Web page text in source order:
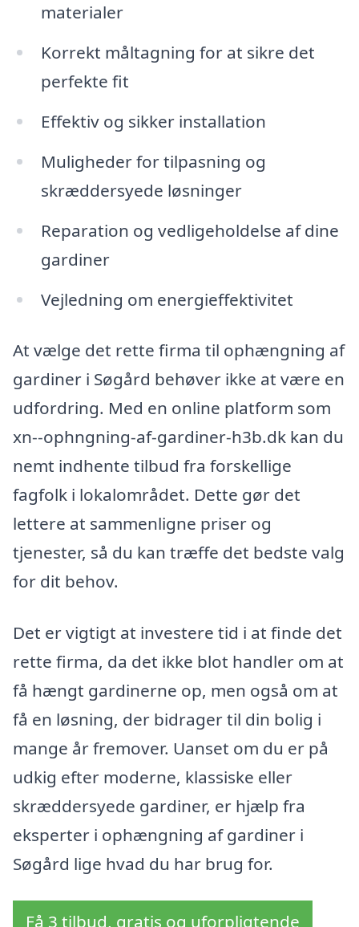
materialer
Korrekt måltagning for at sikre det
perfekte fit
Effektiv og sikker installation
Muligheder for tilpasning og
skræddersyede løsninger
Reparation og vedligeholdelse af dine
gardiner
Vejledning om energieffektivitet
At vælge det rette firma til ophængning af
gardiner i Søgård behøver ikke at være en
udfordring. Med en online platform som
xn--ophngning-af-gardiner-h3b.dk kan du
nemt indhente tilbud fra forskellige
fagfolk i lokalområdet. Dette gør det
lettere at sammenligne priser og
tjenester, så du kan træffe det bedste valg
for dit behov.
Det er vigtigt at investere tid i at finde det
rette firma, da det ikke blot handler om at
få hængt gardinerne op, men også om at
få en løsning, der bidrager til din bolig i
mange år fremover. Uanset om du er på
udkig efter moderne, klassiske eller
skræddersyede gardiner, er hjælp fra
eksperter i ophængning af gardiner i
Søgård lige hvad du har brug for.
Få 3 tilbud, gratis og uforpligtende